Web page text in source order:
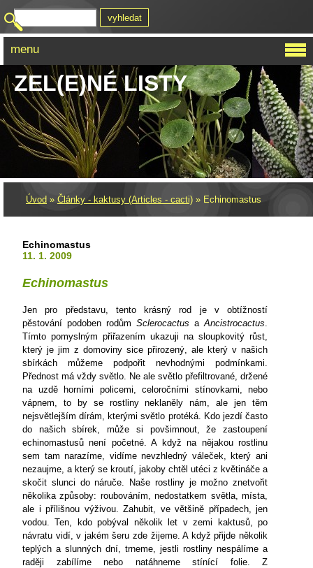
ZEL(E)NÉ LISTY
Úvod » Články - kaktusy (Articles - cacti) » Echinomastus
Echinomastus
11. 1. 2009
Echinomastus
Jen pro představu, tento krásný rod je v obtížností
pěstování podoben rodům Sclerocactus aAncistrocactus.
Tímto pomyslným přiřazením ukazuji na sloupkovitý růst,
který je jim z domoviny sice přirozený, ale který v našich
sbírkách můžeme podpořit nevhodnými podmínkami.
Přednost má vždy světlo. Ne ale světlo přefiltrované, držené
na uzdě horními policemi, celoročními stínovkami, nebo
vápnem, to by se rostliny neklaněly nám, ale jen těm
nejsvětlejším dírám, kterými světlo protéká. Kdo jezdí často
do našich sbírek, může si povšimnout, že zastoupení
echinomastusů není početné. A když na nějakou rostlinu
sem tam narazíme, vidíme nevzhledný váleček, který ani
nezaujme, a který se kroutí, jakoby chtěl utéci z květináče a
skočit slunci do náruče. Naše rostliny je možno znetvořit
několika způsoby: roubováním, nedostatkem světla, místa,
ale i přílišnou výživou. Zahubit, ve většině případech, jen
vodou. Ten, kdo pobýval několik let v zemi kaktusů, po
návratu vidí, v jakém šeru zde žijeme. A když přijde několik
teplých a slunných dní, trneme, jestli rostliny nespálíme a
raději zabílíme nebo natáhneme stínící folie. Z
menu